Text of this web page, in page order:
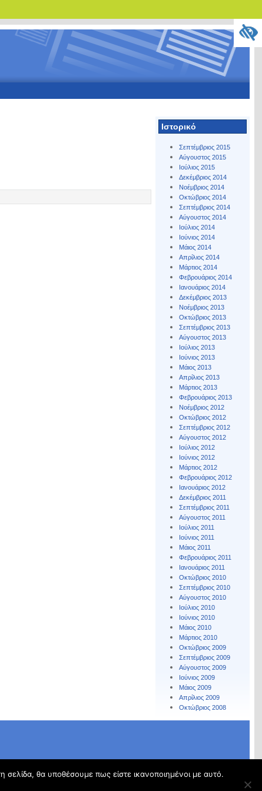
Ιστορικό
Σεπτέμβριος 2015
Αύγουστος 2015
Ιούλιος 2015
Δεκέμβριος 2014
Νοέμβριος 2014
Οκτώβριος 2014
Σεπτέμβριος 2014
Αύγουστος 2014
Ιούλιος 2014
Ιούνιος 2014
Μάιος 2014
Απρίλιος 2014
Μάρτιος 2014
Φεβρουάριος 2014
Ιανουάριος 2014
Δεκέμβριος 2013
Νοέμβριος 2013
Οκτώβριος 2013
Σεπτέμβριος 2013
Αύγουστος 2013
Ιούλιος 2013
Ιούνιος 2013
Μάιος 2013
Απρίλιος 2013
Μάρτιος 2013
Φεβρουάριος 2013
Νοέμβριος 2012
Οκτώβριος 2012
Σεπτέμβριος 2012
Αύγουστος 2012
Ιούλιος 2012
Ιούνιος 2012
Μάρτιος 2012
Φεβρουάριος 2012
Ιανουάριος 2012
Δεκέμβριος 2011
Σεπτέμβριος 2011
Αύγουστος 2011
Ιούλιος 2011
Ιούνιος 2011
Μάιος 2011
Φεβρουάριος 2011
Ιανουάριος 2011
Οκτώβριος 2010
Σεπτέμβριος 2010
Αύγουστος 2010
Ιούλιος 2010
Ιούνιος 2010
Μάιος 2010
Μάρτιος 2010
Οκτώβριος 2009
Σεπτέμβριος 2009
Αύγουστος 2009
Ιούνιος 2009
Μάιος 2009
Απρίλιος 2009
Οκτώβριος 2008
σελίδα, θα υποθέσουμε πως είστε ικανοποιημένοι με αυτό.